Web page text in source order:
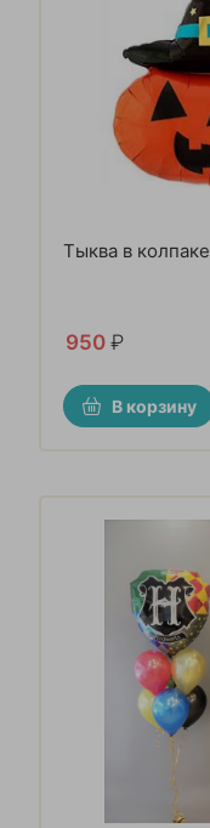
Тыква в колпаке
950 ₽
В корзину